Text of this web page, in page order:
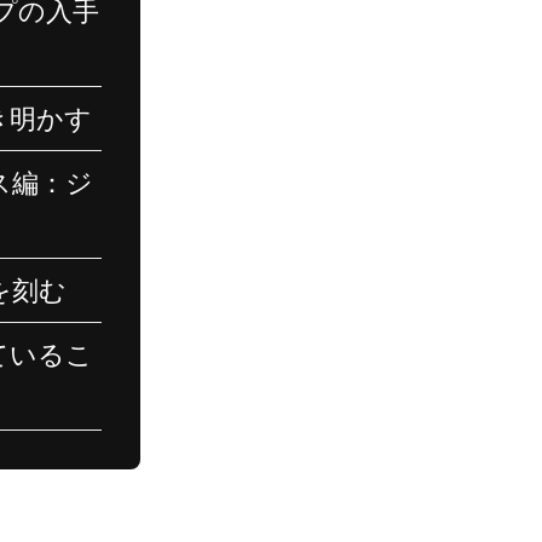
の入手
かす
：ジ
刻む
るこ